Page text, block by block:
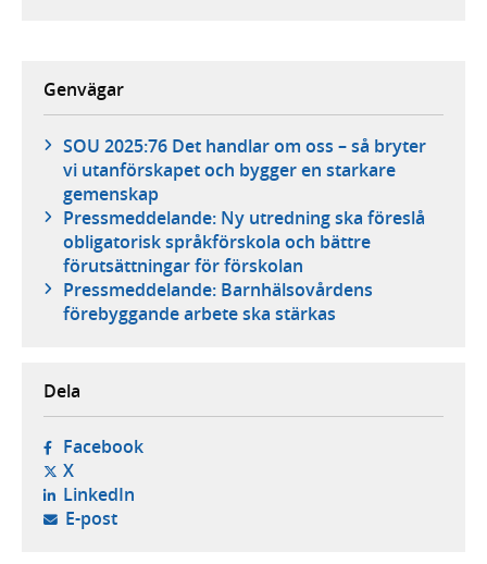
Genvägar
SOU 2025:76 Det handlar om oss – så bryter
vi utanförskapet och bygger en starkare
gemenskap
Pressmeddelande: Ny utredning ska föreslå
obligatorisk språkförskola och bättre
förutsättningar för förskolan
Pressmeddelande: Barnhälsovårdens
förebyggande arbete ska stärkas
Dela
Facebook- öppnas i ny flik, extern webbplats,
X- öppnas i ny flik, extern webbplats,
LinkedIn- öppnas i ny flik, extern webbplats,
E-post- öppnar din e-postklient,